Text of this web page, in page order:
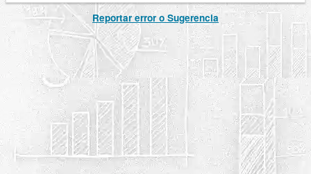
Reportar error o Sugerencia